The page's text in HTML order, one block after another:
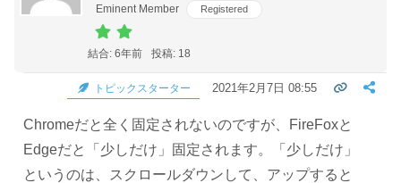
Eminent Member
Registered
結合: 6年前 投稿: 18
トピックスターター 2021年2月7日 08:55
Chromeだと全く固定されないのですが、FireFoxと
Edgeだと「少しだけ」固定されます。「少しだけ」
というのは、スクロールダウンして、アップすると